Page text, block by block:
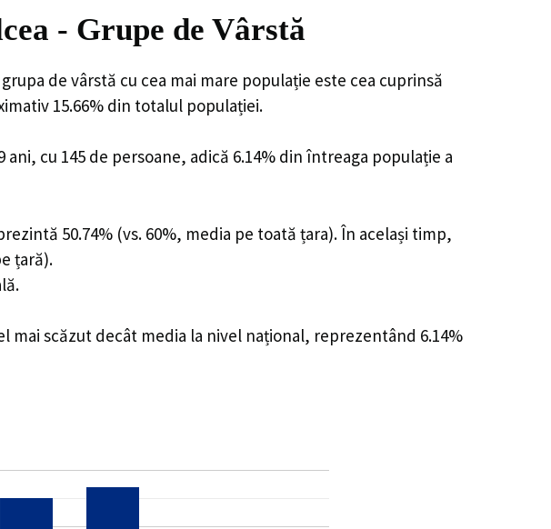
- Grupe de Vârstă
de vârstă cu cea mai mare populație este cea cuprinsă
15.66% din totalul populației.
cu 145 de persoane, adică 6.14% din întreaga populație a
50.74% (vs. 60%, media pe toată țara). În același timp,
țară).
mai scăzut decât media la nivel național, reprezentând 6.14%